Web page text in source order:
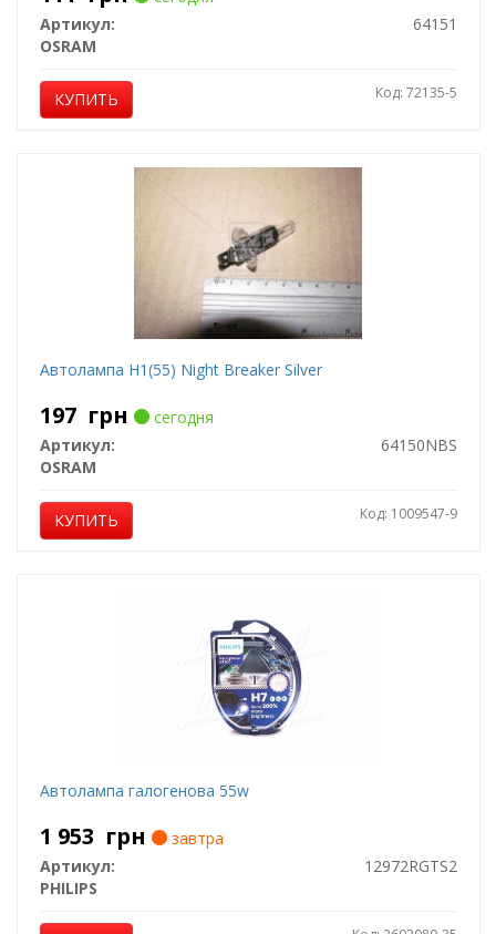
Артикул:
64151
OSRAM
КУПИТЬ Код: 72135-5
Автолампа H1(55) Night Breaker Silver
197 грн
сегодня
Артикул:
64150NBS
OSRAM
КУПИТЬ Код: 1009547-9
Автолампа галогенова 55w
1 953 грн
завтра
Артикул:
12972RGTS2
PHILIPS